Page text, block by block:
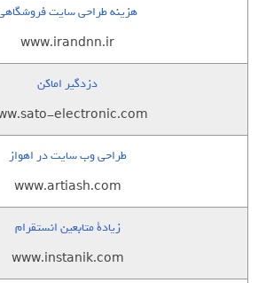
هزینه طراحی سایت
www.irandnn.ir
دزدگیر اماکن
electronic.com
طراحی وب سایت در اهواز
www.artiash.com
زيادة متابعين انستقرام
www.instanik.com